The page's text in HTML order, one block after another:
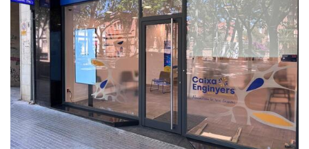
l
s